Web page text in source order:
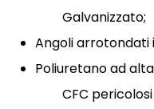
Galvanizzato;
Angoli arrotondati
Poliuretano ad
CFC